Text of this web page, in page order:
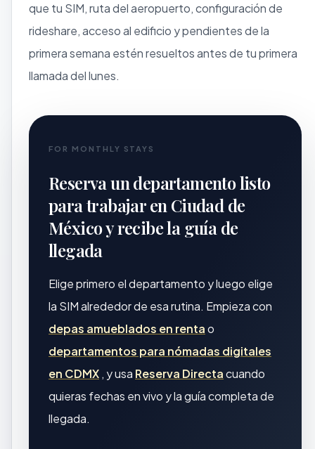
que tu SIM, ruta del aeropuerto, configuración de
rideshare, acceso al edificio y pendientes de la
primera semana estén resueltos antes de tu primera
llamada del lunes.
FOR MONTHLY STAYS
Reserva un departamento listo
para trabajar en Ciudad de
México y recibe la guía de
llegada
Elige primero el departamento y luego elige
la SIM alrededor de esa rutina. Empieza con
depas amueblados en rentao
departamentos para nómadas digitales
en CDMX , y usa Reserva Directacuando
quieras fechas en vivo y la guía completa de
llegada.